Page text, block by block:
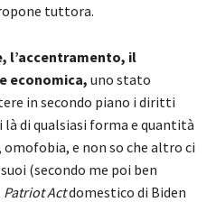
tuttora.
l’accentramento, il
economica, uno stato
in secondo piano i diritti
di qualsiasi forma e quantità
e non so che altro ci
(secondo me poi ben
Patriot Actdomestico di Biden